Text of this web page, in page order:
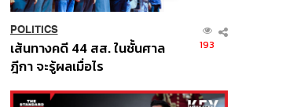
POLITICS
เส้นทางคดี 44 สส. ในชั้นศาล
ฎีกา จะรู้ผลเมื่อไร
193